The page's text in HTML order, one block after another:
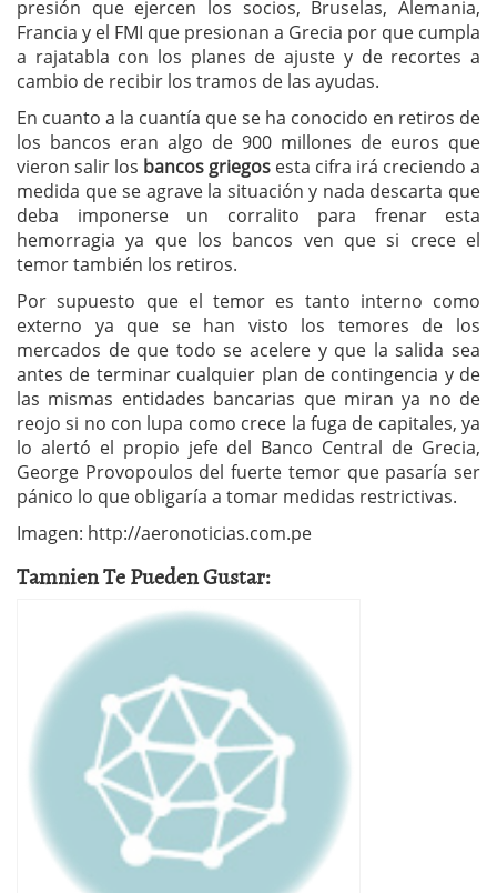
presión que ejercen los socios, Bruselas, Alemania,
Francia y el FMI que presionan a Grecia por que cumpla
a rajatabla con los planes de ajuste y de recortes a
cambio de recibir los tramos de las ayudas.
En cuanto a la cuantía que se ha conocido en retiros de
los bancos eran algo de 900 millones de euros que
vieron salir los bancos griegos esta cifra irá creciendo a
medida que se agrave la situación y nada descarta que
deba imponerse un corralito para frenar esta
hemorragia ya que los bancos ven que si crece el
temor también los retiros.
Por supuesto que el temor es tanto interno como
externo ya que se han visto los temores de los
mercados de que todo se acelere y que la salida sea
antes de terminar cualquier plan de contingencia y de
las mismas entidades bancarias que miran ya no de
reojo si no con lupa como crece la fuga de capitales, ya
lo alertó el propio jefe del Banco Central de Grecia,
George Provopoulos del fuerte temor que pasaría ser
pánico lo que obligaría a tomar medidas restrictivas.
Imagen: http://aeronoticias.com.pe
Tamnien Te Pueden Gustar: